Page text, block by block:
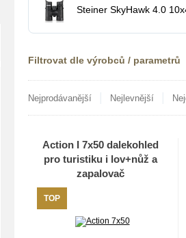
Steiner SkyHawk 4.0
Filtrovat dle výrobců / parametrů
Nejprodávanější Nejlevnější
Action I 7x50 dalekohled
pro turistiku i lov+nůž a
zapalovač
TOP